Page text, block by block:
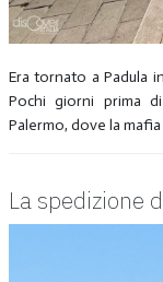
Era tornato a Padula
Pochi giorni prima
Palermo, dove la
La spedizione